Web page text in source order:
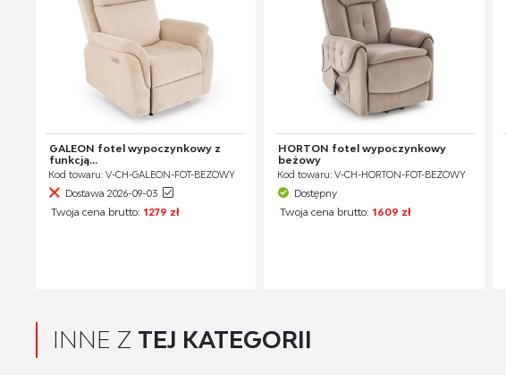
GALEON fotel wypoczynkowy z
funkcją...
Kod towaru: V-CH-GALEON-FOT-BEŻOWY
Dostawa 2026-09-03
Twoja cena brutto:1279 zł
HORTON fotel wypoczynkowy
beżowy
Kod towaru: V-CH-HORTON-FOT-BEŻOWY
Dostępny
Twoja cena brutto:1609 zł
INNE Z TEJ KATEGORII